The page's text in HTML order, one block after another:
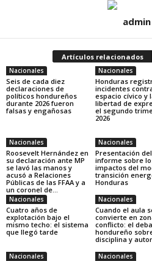
admin
Artículos relacionados
Nacionales
Seis de cada diez
declaraciones de
políticos hondureños
durante 2026 fueron
falsas y engañosas
Nacionales
Honduras
incidentes
espacio cívico y
libertad de
el segundo
2026
Nacionales
Roosevelt Hernández en
su declaración ante MP
se lavó las manos y
acusó a Relaciones
Públicas de las FFAA y a
un coronel de...
Nacionales
Presentación del
informe sobre
impactos del
transición
Honduras
Nacionales
Cuatro años de
explotación bajo el
mismo techo: el sistema
que llegó tarde
Nacionales
Cuando el aula
convierte en
conflicto: el
hondureño
disciplina y
Nacionales Nacionales